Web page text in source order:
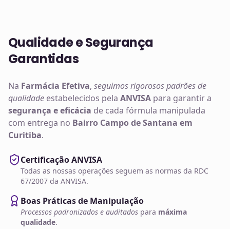
Qualidade e Segurança
Garantidas
Na Farmácia Efetiva, seguimos rigorosos padrões de
qualidade estabelecidos pela ANVISA para garantir a
segurança e eficácia de cada fórmula manipulada
com entrega no Bairro Campo de Santana em
Curitiba.
Certificação ANVISA
Todas as nossas operações seguem as normas da RDC
67/2007 da ANVISA.
Boas Práticas de Manipulação
Processos padronizados e auditados para máxima
qualidade.